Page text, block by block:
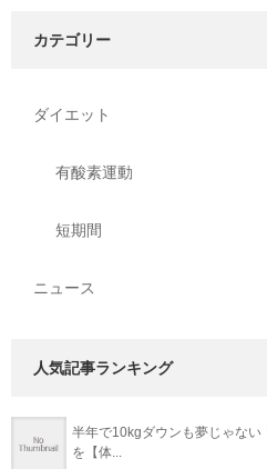
カテゴリー
ダイエット
有酸素運動
短期間
ニュース
人気記事ランキング
半年で10kgダウンも夢じゃない
を【体...